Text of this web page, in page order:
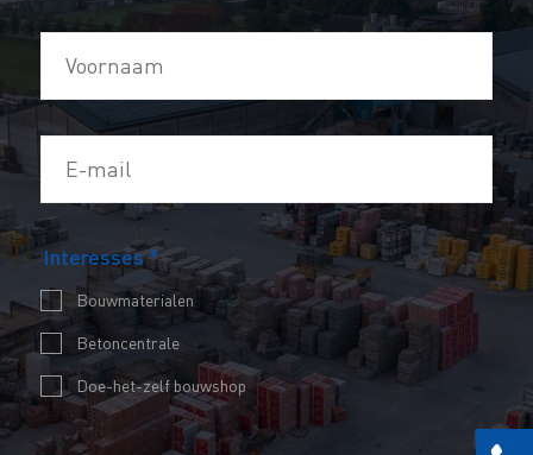
a
a
m
*
m
a
i
l
*
C
e
k
Interesses*
Bouwmaterialen
Betoncentrale
Doe-het-zelf bouwshop